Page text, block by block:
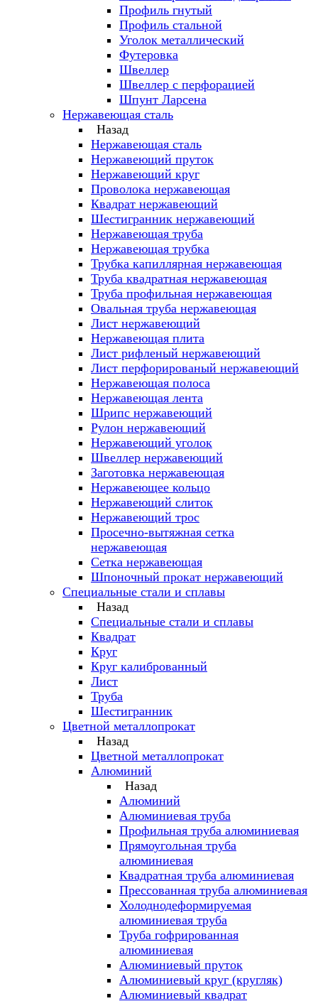
Профиль гнутый
Профиль стальной
Уголок металлический
Футеровка
Швеллер
Швеллер с перфорацией
Шпунт Ларсена
Нержавеющая сталь
Назад
Нержавеющая сталь
Нержавеющий пруток
Нержавеющий круг
Проволока нержавеющая
Квадрат нержавеющий
Шестигранник нержавеющий
Нержавеющая труба
Нержавеющая трубка
Трубка капиллярная нержавеющая
Труба квадратная нержавеющая
Труба профильная нержавеющая
Овальная труба нержавеющая
Лист нержавеющий
Нержавеющая плита
Лист рифленый нержавеющий
Лист перфорированый нержавеющий
Нержавеющая полоса
Нержавеющая лента
Шрипс нержавеющий
Рулон нержавеющий
Нержавеющий уголок
Швеллер нержавеющий
Заготовка нержавеющая
Нержавеющее кольцо
Нержавеющий слиток
Нержавеющий трос
Просечно-вытяжная сетка
нержавеющая
Сетка нержавеющая
Шпоночный прокат нержавеющий
Специальные стали и сплавы
Назад
Специальные стали и сплавы
Квадрат
Круг
Круг калиброванный
Лист
Труба
Шестигранник
Цветной металлопрокат
Назад
Цветной металлопрокат
Алюминий
Назад
Алюминий
Алюминиевая труба
Профильная труба алюминиевая
Прямоугольная труба
алюминиевая
Квадратная труба алюминиевая
Прессованная труба алюминиевая
Холоднодеформируемая
алюминиевая труба
Труба гофрированная
алюминиевая
Алюминиевый пруток
Алюминиевый круг (кругляк)
Алюминиевый квадрат